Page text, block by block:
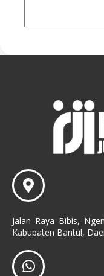
Jalan Raya Bibis,
Kabupaten Bantul,